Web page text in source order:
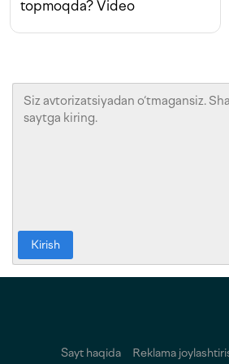
topmoqda? Video
Kirish
Sayt haqida Reklama